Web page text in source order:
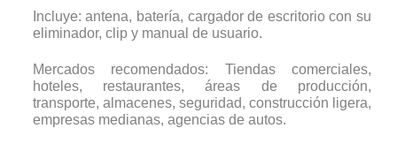
Incluye: antena, batería, cargador de escritorio con su
eliminador, clip y manual de usuario.
Mercados recomendados: Tiendas comerciales,
hoteles, restaurantes, áreas de producción,
transporte, almacenes, seguridad, construcción ligera,
empresas medianas, agencias de autos.